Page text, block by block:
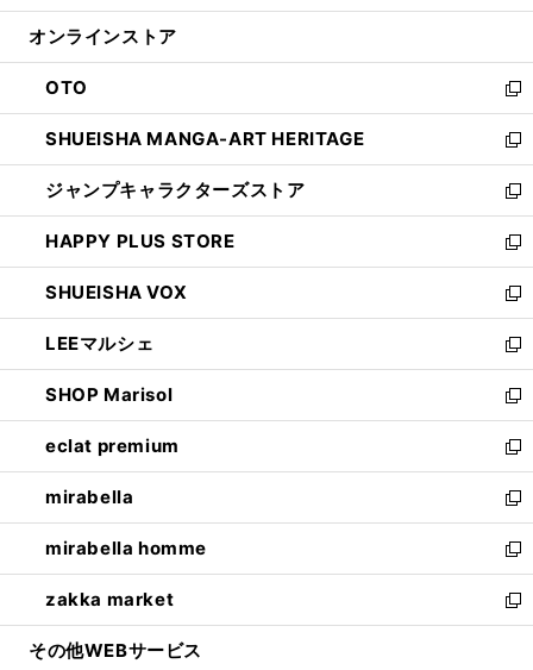
開
ン
ウ
で
開
く
ウ
ン
ド
ウ
で
開
く
オンラインストア
OTO
新
し
い
ウ
ィ
ン
ド
ウ
で
開
く
SHUEISHA MANGA-ART HERITAGE
新
し
い
ウ
ィ
ン
ド
ウ
で
開
く
ジャンプキャラクターズストア
新
し
い
ウ
ィ
ン
ド
ウ
で
開
く
HAPPY PLUS STORE
新
し
い
ウ
ィ
ン
ド
ウ
で
開
く
SHUEISHA VOX
新
し
い
ウ
ィ
ン
ド
ウ
で
開
く
LEEマルシェ
新
し
い
ウ
ィ
ン
ド
ウ
で
開
く
SHOP Marisol
新
し
い
ウ
ィ
ン
ド
ウ
で
開
eclat premium
新
し
い
ウ
ィ
ン
ド
ウ
mirabella
新
し
い
ウ
ィ
ン
mirabella homme
新
し
い
ウ
zakka market
新
し
その他WEBサービス